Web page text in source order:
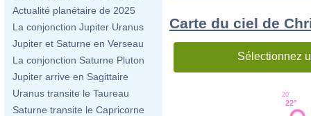
Actualité planétaire de 2025
La conjonction Jupiter Uranus
Jupiter et Saturne en Verseau
La conjonction Saturne Pluton
Jupiter arrive en Sagittaire
Uranus transite le Taureau
Saturne transite le Capricorne
Carte du ciel de
Sélectionnez
22°
20'